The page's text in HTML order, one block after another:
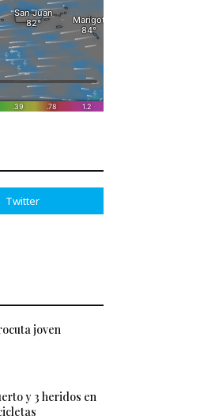
joven
y 3 heridos en